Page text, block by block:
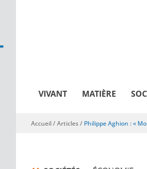
VIVANT MATIÈRE
Vous êtes ici
Accueil/Articles/ Philippe Aghion : «